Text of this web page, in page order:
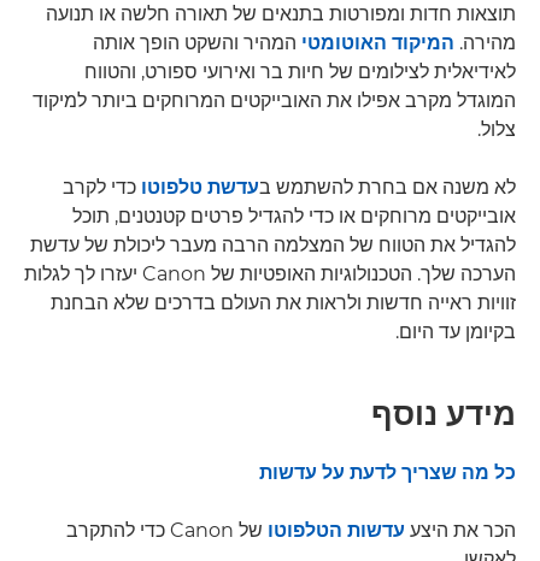
תוצאות חדות ומפורטות בתנאים של תאורה חלשה או תנועה
מהירה. המיקוד האוטומטי המהיר והשקט הופך אותה
לאידיאלית לצילומים של חיות בר ואירועי ספורט, והטווח
המוגדל מקרב אפילו את האובייקטים המרוחקים ביותר למיקוד
צלול.
לא משנה אם בחרת להשתמש בעדשת טלפוטו כדי לקרב
אובייקטים מרוחקים או כדי להגדיל פרטים קטנטנים, תוכל
להגדיל את הטווח של המצלמה הרבה מעבר ליכולת של עדשת
הערכה שלך. הטכנולוגיות האופטיות של Canon יעזרו לך לגלות
זוויות ראייה חדשות ולראות את העולם בדרכים שלא הבחנת
בקיומן עד היום.
מידע נוסף
כל מה שצריך לדעת על עדשות
הכר את היצע עדשות הטלפוטו
של Canon כדי להתקרב